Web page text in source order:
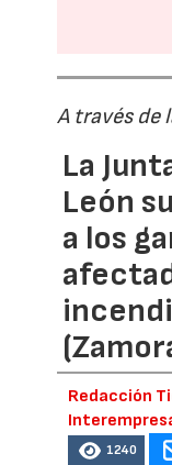
A través de
La
León
a los
Redacción
1240